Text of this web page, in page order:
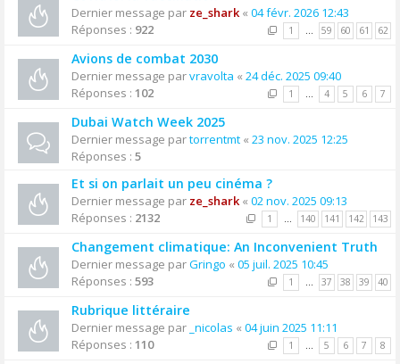
Dernier message par ze_shark« 04 févr. 2026 12:43
Réponses : 922 1 … 59 60 61 62
Avions de combat 2030
Dernier message parvravolta « 24 déc. 2025 09:40
Réponses : 102 1 … 4 5 6 7
Dubai Watch Week 2025
Dernier message partorrentmt « 23 nov. 2025 12:25
Réponses : 5
Et si on parlait un peu cinéma ?
Dernier message par ze_shark« 02 nov. 2025 09:13
Réponses : 2132 1 … 140 141 142 143
Changement climatique: An Inconvenient Truth
Dernier message parGringo « 05 juil. 2025 10:45
Réponses : 593 1 … 37 38 39 40
Rubrique littéraire
Dernier message par _nicolas « 04 juin 2025 11:11
Réponses : 110 1 … 5 6 7 8